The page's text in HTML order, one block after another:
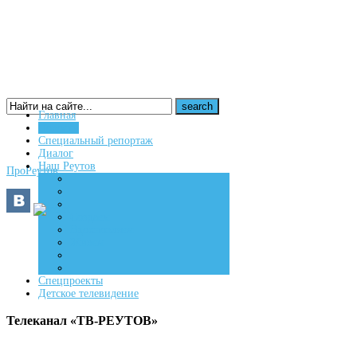
16+
ПроРеутов
Главная
Специальный репортаж
Диалог
Наш Реутов
Спецпроекты
Детское телевидение
Телеканал «ТВ-РЕУТОВ»